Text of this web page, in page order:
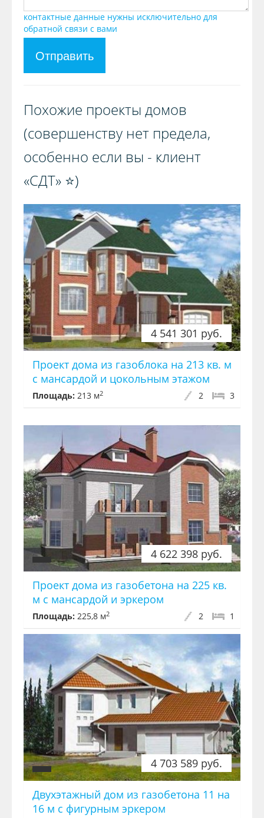
контактные данные нужны исключительно для
обратной связи с вами
Отправить
Похожие проекты домов
(совершенству нет предела,
особенно если вы - клиент
«СДТ» ⭐️)️
4 541 301 руб.
Проект дома из газоблока на 213 кв. м
с мансардой и цокольным этажом
Площадь: 213 м2 3
2
4 622 398 руб.
Проект дома из газобетона на 225 кв.
м с мансардой и эркером
Площадь: 225,8 м2 1
2
4 703 589 руб.
Двухэтажный дом из газобетона 11 на
16 м с фигурным эркером